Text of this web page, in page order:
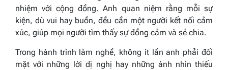
nhiệm với cộng đồng. Anh quan niệm rằng mỗi sự
kiện, dù vui hay buồn, đều cần một người kết nối cảm
xúc, giúp mọi người tìm thấy sự đồng cảm và sẻ chia.
Trong hành trình làm nghề, không ít lần anh phải đối
mặt với những lời dị nghị hay những ánh nhìn thiếu